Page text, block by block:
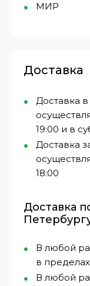
МИР⁠
Доставка
Доставка
19:00 и в
Доставка
18:00
Доставка
В любой
в
В любой